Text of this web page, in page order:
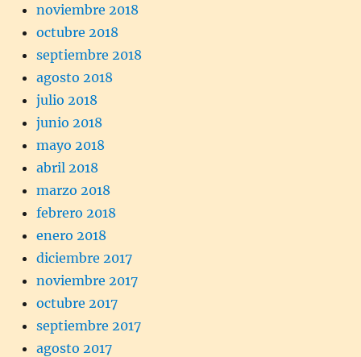
noviembre 2018
octubre 2018
septiembre 2018
agosto 2018
julio 2018
junio 2018
mayo 2018
abril 2018
marzo 2018
febrero 2018
enero 2018
diciembre 2017
noviembre 2017
octubre 2017
septiembre 2017
agosto 2017